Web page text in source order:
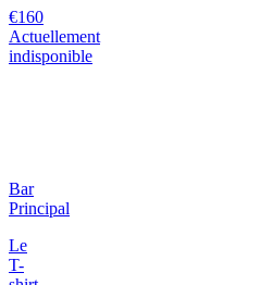
€160
Actuellement
indisponible
Bar
Principal
Le
T-